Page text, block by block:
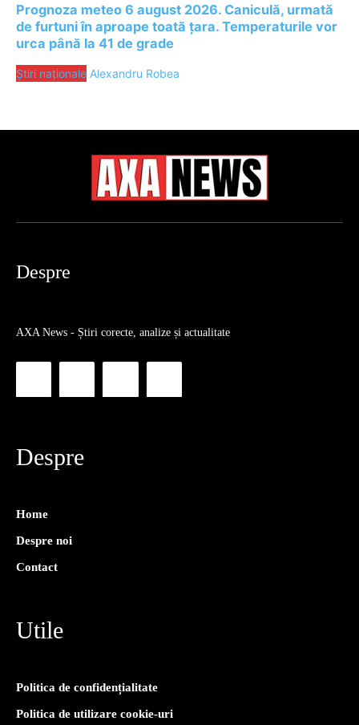
Prognoza meteo 6 august 2026. Caniculă, urmată
de furtuni în aproape toată țara. Temperaturile vor
urca până la 41 de grade
Știri naționale Alexandru Robea
Despre
AXA News - Știri corecte, analize și actualitate
Despre
Home
Despre noi
Contact
Utile
Politica de confidențialitate
Politica de utilizare cookie-uri